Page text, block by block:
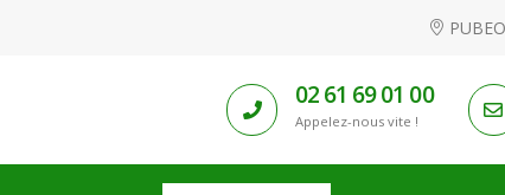
02 61 69 01 00
Appelez-nous vite !